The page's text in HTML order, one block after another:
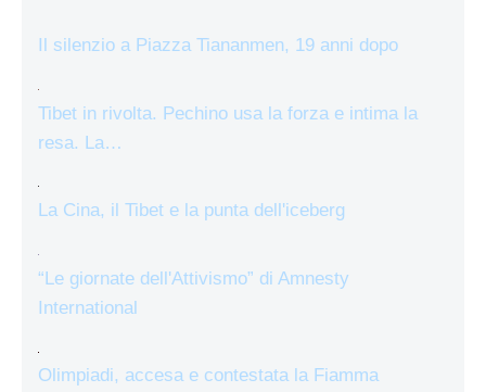
Il silenzio a Piazza Tiananmen, 19 anni dopo
Tibet in rivolta. Pechino usa la forza e intima la
resa. La…
La Cina, il Tibet e la punta dell'iceberg
“Le giornate dell'Attivismo” di Amnesty
International
Olimpiadi, accesa e contestata la Fiamma